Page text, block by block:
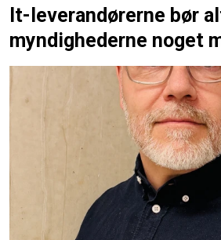
It-leverandørerne bør
myndighederne noget